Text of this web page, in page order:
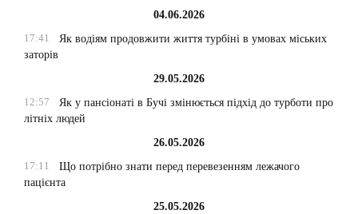
04.06.2026
17:41
Як водіям продовжити життя турбіні в умовах міських
заторів
29.05.2026
12:57
Як у пансіонаті в Бучі змінюється підхід до турботи про
літніх людей
26.05.2026
17:11
Що потрібно знати перед перевезенням лежачого
пацієнта
25.05.2026